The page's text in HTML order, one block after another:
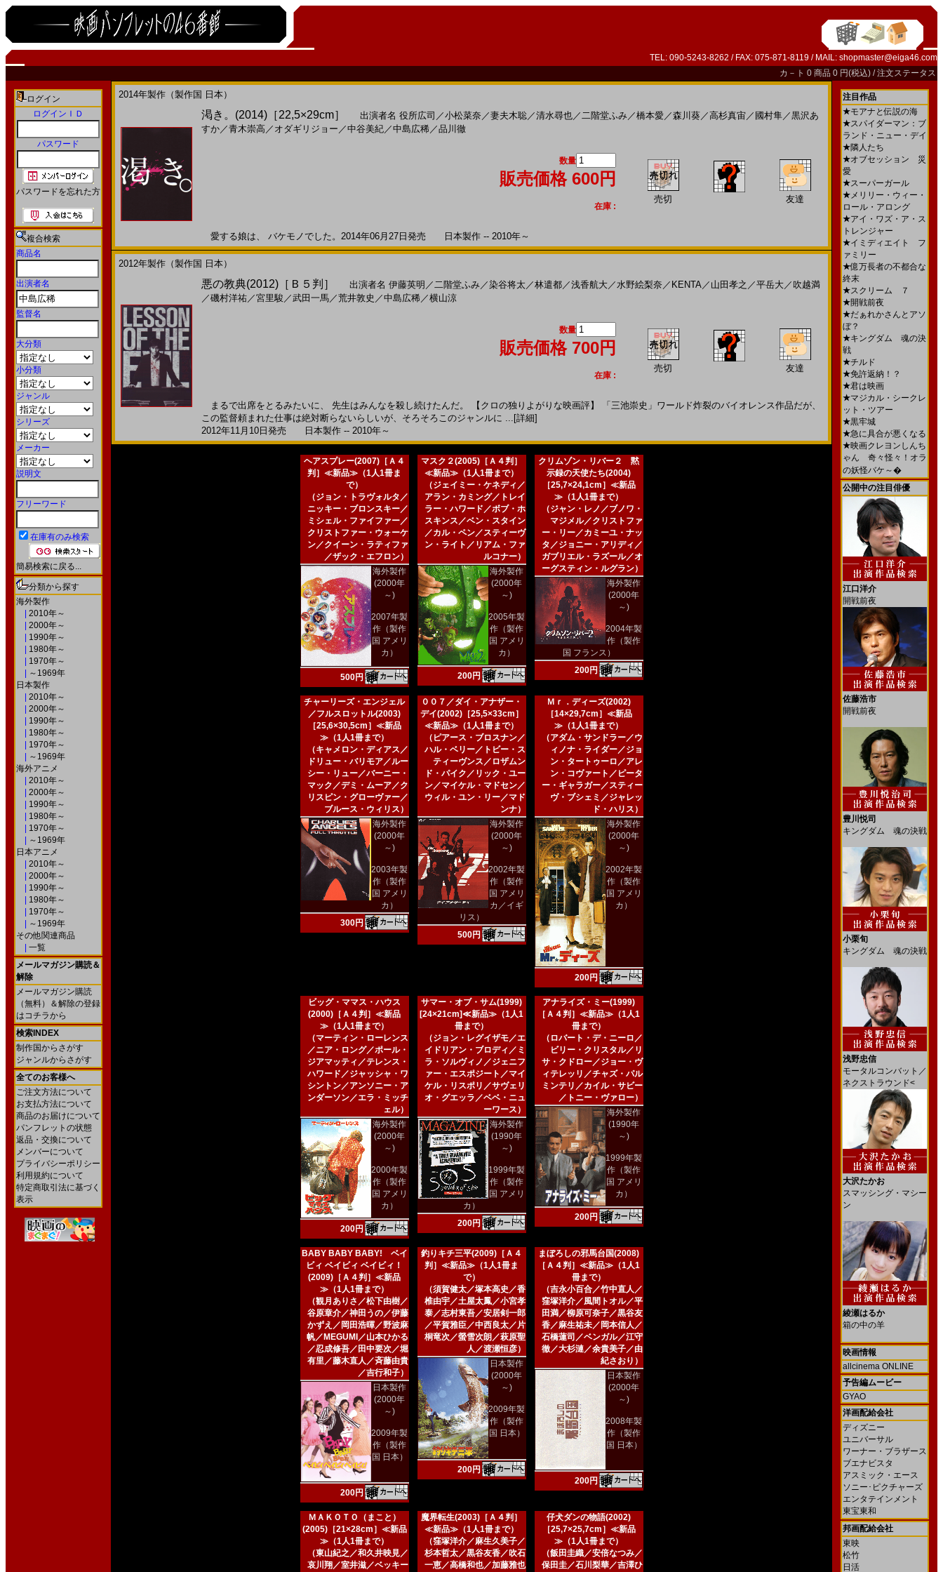
TEL: 090-5243-8262 / FAX: 075-871-8119 / MAIL: shopmaster@eiga46.com
カ－ト 0 商品 0 円(税込) /注文ステータス
ログイン
ログインＩＤ
パスワード
パスワードを忘れた方
複合検索
商品名
出演者名
監督名
大分類
小分類
ジャンル
シリーズ
メーカー
説明文
フリーワード
在庫有のみ検索
簡易検索に戻る...
分類から探す
海外製作
2010年～
2000年～
1990年～
1980年～
1970年～
～1969年
日本製作
2010年～
2000年～
1990年～
1980年～
1970年～
～1969年
海外アニメ
2010年～
2000年～
1990年～
1980年～
1970年～
～1969年
日本アニメ
2010年～
2000年～
1990年～
1980年～
1970年～
～1969年
その他関連商品
一覧
メールマガジン購読＆
解除
メールマガジン購読
（無料）＆解除の登録
はコチラから
検索INDEX
制作国からさがす
ジャンルからさがす
全てのお客様へ
ご注文方法について
お支払方法について
商品のお届けについて
パンフレットの状態
返品・交換について
メンバーについて
プライバシーポリシー
利用規約について
特定商取引法に基づく
表示
2014年製作（製作国 日本）
渇き。(2014)［22,5×29cm］ 出演者名 役所広司 ／小松菜奈 ／妻夫木聡／清水尋也／二階堂ふみ／橋本愛／森川葵／高杉真宙／ 國村隼／黒沢あ
すか／青木崇高／ オダギリジョー ／中谷美紀／中島広稀／品川徹
数量
販売価格 600円
在庫 :
売切 友達
愛する娘は、 バケモノでした。2014年06月27日発売 日本製作 -- 2010年～
2012年製作（製作国 日本）
悪の教典(2012)［Ｂ５判］ 出演者名 伊藤英明 ／二階堂ふみ／染谷将太 ／林遣都／浅香航大／水野絵梨奈 ／ KENTA／ 山田孝之 ／平岳大／ 吹越満
／磯村洋祐／宮里駿 ／武田一馬／荒井敦史 ／中島広稀／横山涼
数量
販売価格 700円
在庫 :
売切 友達
まるで出席をとるみたいに、 先生はみんなを殺し続けたんだ。 【クロの独りよがりな映画評】 「三池崇史」ワールド炸裂のバイオレンス作品だが、
この監督頼まれた仕事は絶対断らないらしいが、そろそろこのジャンルに ... [詳細]
2012年11月10日発売 日本製作 -- 2010年～
ヘアスプレー(2007)［Ａ４
判］≪新品≫（1人1冊ま
で）
（ジョン・トラヴォルタ／
ニッキー・ブロンスキー／
ミシェル・ファイファー／
クリストファー・ウォーケ
ン／クイーン・ラティファ
／ザック・エフロン）
海外製作
(2000年
～)
2007年製
作（製作
国 アメリ
カ）
500円
マスク２(2005)［Ａ４判］
≪新品≫（1人1冊まで）
（ジェイミー・ケネディ／
アラン・カミング／トレイ
ラー・ハワード／ボブ・ホ
スキンス／ベン・スタイン
／カル・ペン／スティーヴ
ン・ライト／リアム・ファ
ルコナー）
海外製作
(2000年
～)
2005年製
作（製作
国 アメリ
カ）
200円
クリムゾン・リバー２ 黙
示録の天使たち(2004)
［25,7×24,1cm］≪新品
≫（1人1冊まで）
（ジャン・レノ／ブノワ・
マジメル／クリストファ
ー・リー／カミーユ・ナッ
タ／ジョニー・アリディ／
ガブリエル・ラズール／オ
ーグスティン・ルグラン）
海外製作
(2000年
～)
2004年製
作（製作
国 フランス）
200円
チャーリーズ・エンジェル
／フルスロットル(2003)
［25,6×30,5cm］≪新品
≫（1人1冊まで）
（キャメロン・ディアス／
ドリュー・バリモア／ルー
シー・リュー／バーニー・
マック／デミ・ムーア／ク
リスピン・グローヴァー／
ブルース・ウィリス）
海外製作
(2000年
～)
2003年製
作（製作
国 アメリ
カ）
300円
００７／ダイ・アナザー・
デイ(2002)［25,5×33cm］
≪新品≫（1人1冊まで）
（ピアース・ブロスナン／
ハル・ベリー／トビー・ス
ティーヴンス／ロザムン
ド・パイク／リック・ユー
ン／マイケル・マドセン／
ウィル・ユン・リー／マド
ンナ）
海外製作
(2000年
～)
2002年製
作（製作
国 アメリ
カ／イギ
リス）
500円
Ｍｒ．ディーズ(2002)
［14×29,7cm］≪新品
≫（1人1冊まで）
（アダム・サンドラー／ウ
ィノナ・ライダー／ジョ
ン・タートゥーロ／アレ
ン・コヴァート／ピータ
ー・ギャラガー／スティー
ヴ・ブシェミ／ジャレッ
ド・ハリス）
海外製作
(2000年
～)
2002年製
作（製作
国 アメリ
カ）
200円
ビッグ・ママス・ハウス
(2000)［Ａ４判］≪新品
≫（1人1冊まで）
（マーティン・ローレンス
／ニア・ロング／ポール・
ジアマッティ／テレンス・
ハワード／ジャッシャ・ワ
シントン／アンソニー・ア
ンダーソン／エラ・ミッチ
ェル）
海外製作
(2000年
～)
2000年製
作（製作
国 アメリ
カ）
200円
サマー・オブ・サム(1999)
[24×21cm]≪新品≫（1人1
冊まで）
（ジョン・レグイザモ／エ
イドリアン・ブロディ／ミ
ラ・ソルヴィノ／ジェニフ
ァー・エスポジート／マイ
ケル・リスポリ／サヴェリ
オ・グエッラ／ベベ・ニュ
ーワース）
海外製作
(1990年
～)
1999年製
作（製作
国 アメリ
カ）
200円
アナライズ・ミー(1999)
［Ａ４判］≪新品≫（1人1
冊まで）
（ロバート・デ・ニーロ／
ビリー・クリスタル／リ
サ・クドロー／ジョー・ヴ
ィテレッリ／チャズ・パル
ミンテリ／カイル・サビー
／トニー・ヴァロー）
海外製作
(1990年
～)
1999年製
作（製作
国 アメリ
カ）
200円
BABY BABY BABY! ベイ
ビィ ベイビィ ベイビィ！
(2009)［Ａ４判］≪新品
≫（1人1冊まで）
（観月ありさ／松下由樹／
谷原章介／神田うの／伊藤
かずえ／岡田浩暉／野波麻
帆／MEGUMI／山本ひかる
／忍成修吾／田中要次／堀
有里／藤木直人／斉藤由貴
／吉行和子）
日本製作
(2000年
～)
2009年製
作（製作
国 日本）
200円
釣りキチ三平(2009)［Ａ４
判］≪新品≫（1人1冊ま
で）
（須賀健太／塚本高史／香
椎由宇／土屋太鳳／小宮孝
泰／志村東吾／安居剣一郎
／平賀雅臣／中西良太／片
桐竜次／螢雪次朗／萩原聖
人／渡瀬恒彦）
日本製作
(2000年
～)
2009年製
作（製作
国 日本）
200円
まぼろしの邪馬台国(2008)
［Ａ４判］≪新品≫（1人1
冊まで）
（吉永小百合／竹中直人／
窪塚洋介／風間トオル／平
田満／柳原可奈子／黒谷友
香／麻生祐未／岡本信人／
石橋蓮司／ベンガル／江守
徹／大杉漣／余貴美子／由
紀さおり）
日本製作
(2000年
～)
2008年製
作（製作
国 日本）
200円
ＭＡＫＯＴＯ（まこと）
(2005)［21×28cm］≪新品
≫（1人1冊まで）
（東山紀之／和久井映見／
哀川翔／室井滋／ベッキー
魔界転生(2003)［Ａ４判］
≪新品≫（1人1冊まで）
（窪塚洋介／麻生久美子／
杉本哲太／黒谷友香／吹石
一恵／高橋和也／加藤雅也
仔犬ダンの物語(2002)
［25,7×25,7cm］≪新品
≫（1人1冊まで）
（飯田圭織／安倍なつみ／
保田圭／石川梨華／吉澤ひ
注目作品
★モアナと伝説の海
★スパイダーマン：ブ
ランド・ニュー・デイ
★隣人たち
★オブセッション 災
愛
★スーパーガール
★メリリー・ウィー・
ロール・アロング
★アイ・ワズ・ア・ス
トレンジャー
★イミディエイト フ
ァミリー
★億万長者の不都合な
終末
★スクリーム ７
★開戦前夜
★だぁれかさんとアソ
ぼ？
★キングダム 魂の決
戦
★チルド
★免許返納！？
★君は映画
★マジカル・シークレ
ット・ツアー
★黒牢城
★急に具合が悪くなる
★映画クレヨンしんち
ゃん 奇々怪々！オラ
の妖怪バケ～�
公開中の注目俳優
江口洋介
開戦前夜
佐藤浩市
開戦前夜
豊川悦司
キングダム 魂の決戦
小栗旬
キングダム 魂の決戦
浅野忠信
モータルコンバット／
ネクストラウンド<
大沢たかお
スマッシング・マシー
ン
綾瀬はるか
箱の中の羊
映画情報
allcinema ONLINE
予告編ムービー
GYAO
洋画配給会社
ディズニー
ユニバーサル
ワーナー・ブラザース
ブエナビスタ
アスミック・エース
ソニー･ピクチャーズ
エンタテインメント
東宝東和
邦画配給会社
東映
松竹
日活